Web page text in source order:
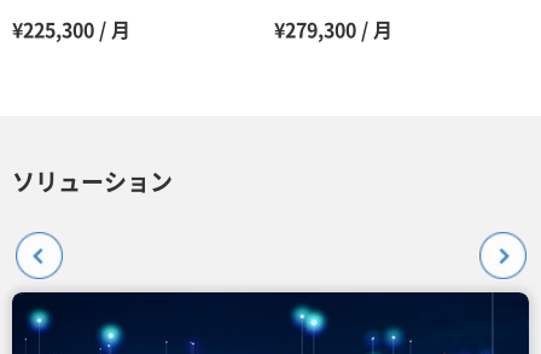
¥225,300 / 月 ¥279,300 / 月
ソリューション